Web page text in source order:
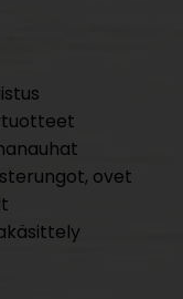
ovet